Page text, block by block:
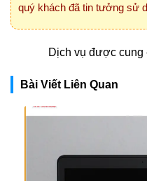
quý khách đã tin tưởng sử
Dịch vụ được cung
Bài Viết Liên Quan